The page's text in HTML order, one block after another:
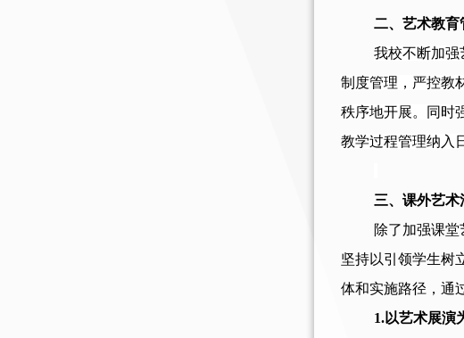
二、艺术教育
我校不断加强
制度管理，严控教
秩序地开展。同时
教学过程管理纳入
三、课外艺
除了加强课堂
坚持以引领学生树
体和实施路径，通
1.以艺术展演